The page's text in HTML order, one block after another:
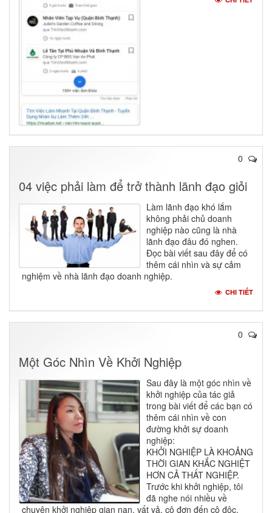
0
04 việc phải làm để trở thành lãnh đạo giỏi
Làm lãnh đạo khó lắm
không phải chủ doanh
nghiệp nào cũng là nhà
lãnh đạo đâu đó nghen.
Đọc bài viết sau đây để có
thêm cái nhìn và sự cảm
nghiệm về nhà lãnh đạo doanh nghiệp.
CHI TIẾT
0
Một Góc Nhìn Về Khởi Nghiệp
Sau đây là một góc nhìn về
khởi nghiệp của tác giả
trong bài viết để các bạn có
thêm cái nhìn về con
đường khởi sự doanh
nghiệp:
KHỞI NGHIỆP LÀ KHOẢNG
THỜI GIAN KHẮC NGHIỆT
HƠN CẢ THẤT NGHIỆP.
Trước khi khởi nghiệp, tôi
đã nghe nói nhiều về
chuyện khởi nghiệp gian nan, vất vả, cô đơn đến cô độc,